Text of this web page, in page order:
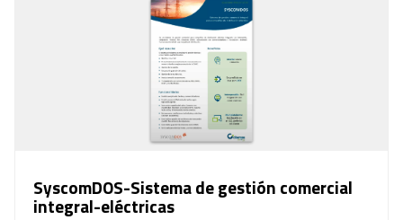
SyscomDOS-Sistema de gestión comercial
integral-eléctricas